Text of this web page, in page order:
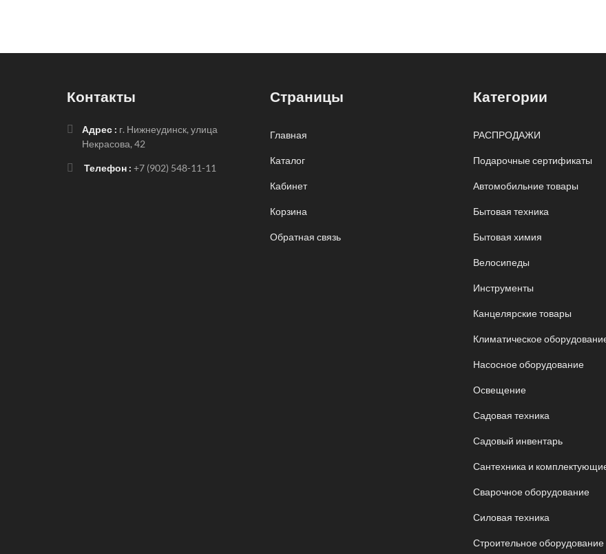
Контакты
Адрес : г. Нижнеудинск, улица
Некрасова, 42
Телефон : +7 (902) 548-11-11
Страницы
Главная
Каталог
Кабинет
Корзина
Обратная связь
Категории
РАСПРОДАЖИ
Подарочные сертификаты
Автомобильние товары
Бытовая техника
Бытовая химия
Велосипеды
Инструменты
Канцелярские товары
Климатическое
Насосное оборудование
Освещение
Садовая техника
Садовый инвентарь
Сантехника и
Сварочное оборудование
Силовая техника
Строительное оборудование